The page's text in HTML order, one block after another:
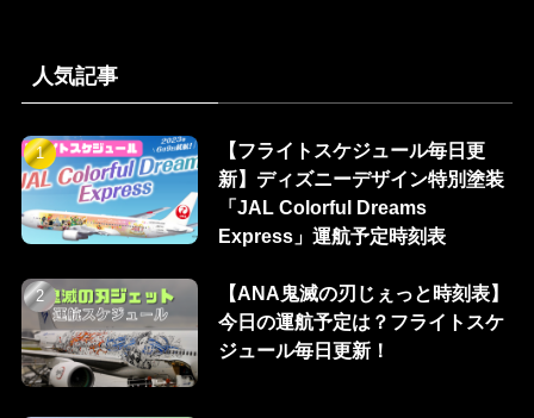
人気記事
【フライトスケジュール毎日更
新】ディズニーデザイン特別塗装
「JAL Colorful Dreams
Express」運航予定時刻表
【ANA鬼滅の刃じぇっと時刻表】
今日の運航予定は？フライトスケ
ジュール毎日更新！